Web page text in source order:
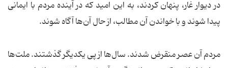
در دیوار غار، پنهان کردند، به این امید که در آینده مردم با ایمانی
پیدا شوند و با خواندن آن مطالب، از حال آن‌ها آگاه شوند.
مردم آن عصر منقرض شدند. سال‌ها از پی یکدیگر گذشتند. ملت‌ها